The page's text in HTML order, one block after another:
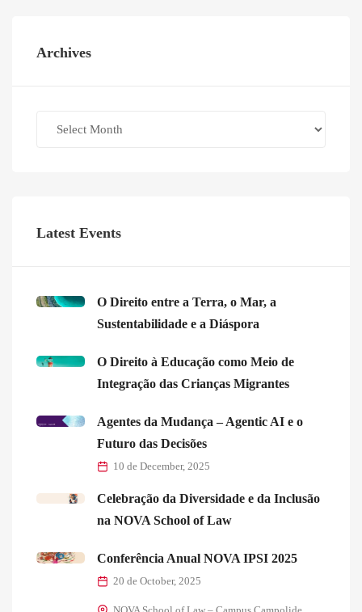
Archives
Latest Events
O Direito entre a Terra, o Mar, a
Sustentabilidade e a Diáspora
O Direito à Educação como Meio de
Integração das Crianças Migrantes
Agentes da Mudança – Agentic AI e o
Futuro das Decisões
10 de December, 2025
Celebração da Diversidade e da Inclusão
na NOVA School of Law
Conferência Anual NOVA IPSI 2025
20 de October, 2025